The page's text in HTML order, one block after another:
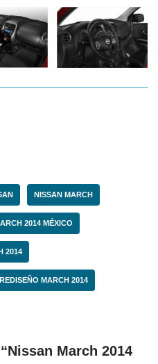
NISSAN MARCH
2014 MÉXICO
2014
REDISEÑO MARCH 2014
March 2014